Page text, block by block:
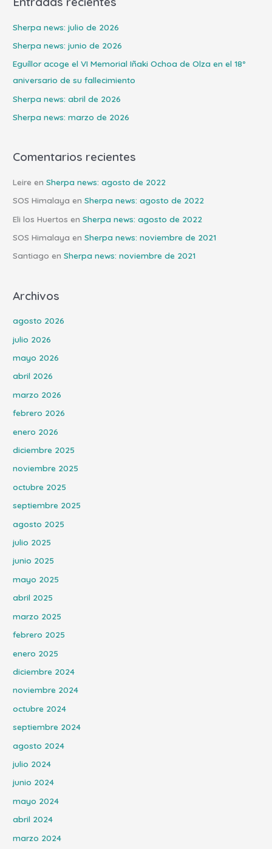
c
a
:
Sherpa news: julio de 2026
Sherpa news: junio de 2026
Eguíllor acoge el VI Memorial Iñaki Ochoa de Olza en el 18º
aniversario de su fallecimiento
Sherpa news: abril de 2026
Sherpa news: marzo de 2026
Comentarios recientes
Leire enSherpa news: agosto de 2022
SOS Himalaya enSherpa news: agosto de 2022
Eli los Huertos enSherpa news: agosto de 2022
SOS Himalaya enSherpa news: noviembre de 2021
Santiago enSherpa news: noviembre de 2021
Archivos
agosto 2026
julio 2026
mayo 2026
abril 2026
marzo 2026
febrero 2026
enero 2026
diciembre 2025
noviembre 2025
octubre 2025
septiembre 2025
agosto 2025
julio 2025
junio 2025
mayo 2025
abril 2025
marzo 2025
febrero 2025
enero 2025
diciembre 2024
noviembre 2024
octubre 2024
septiembre 2024
agosto 2024
julio 2024
junio 2024
mayo 2024
abril 2024
marzo 2024